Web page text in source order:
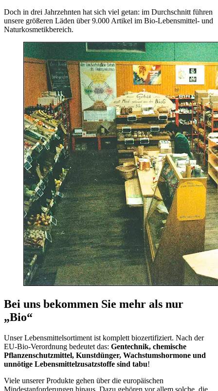
Doch in drei Jahrzehnten hat sich viel getan: im Durchschnitt führen
unsere größeren Läden über 9.000 Artikel im Bio-Lebensmittel- und
Naturkosmetikbereich.
Bei uns bekommen Sie mehr als nur
„Bio“
Unser Lebensmittelsortiment ist komplett biozertifiziert. Nach der
EU-Bio-Verordnung bedeutet das: Gentechnik, chemische
Pflanzenschutzmittel, Kunstdünger, Wachstumshormone und
unnötige Lebensmittelzusatzstoffe sind tabu!
Viele unserer Produkte gehen über die europäischen
Mindestanforderungen hinaus. Dazu gehören vor allem solche, die